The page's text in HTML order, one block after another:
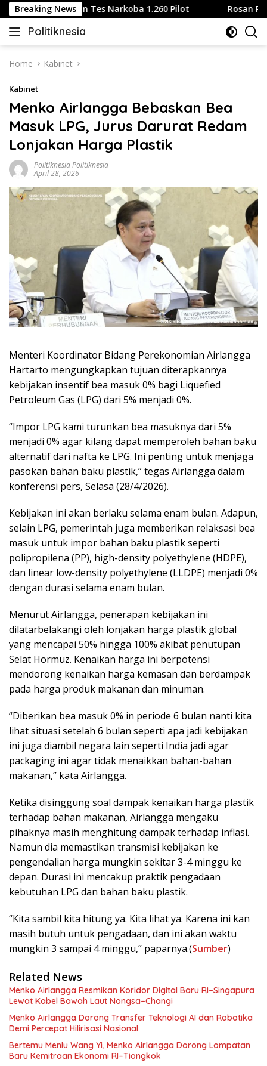
Skip
to
content
Breaking News
Wajibkan Tes Narkoba 1.260 Pilot Rosan
Politiknesia
Politiknesia.com
Home Kabinet
Kabinet
Menko Airlangga Bebaskan Bea
Masuk LPG, Jurus Darurat Redam
Lonjakan Harga Plastik
Politiknesia Politiknesia
April 28, 2026
Menteri Koordinator Bidang Perekonomian Airlangga
Hartarto mengungkapkan tujuan diterapkannya
kebijakan insentif bea masuk 0% bagi Liquefied
Petroleum Gas (LPG) dari 5% menjadi 0%.
“Impor LPG kami turunkan bea masuknya dari 5%
menjadi 0% agar kilang dapat memperoleh bahan baku
alternatif dari nafta ke LPG. Ini penting untuk menjaga
pasokan bahan baku plastik,” tegas Airlangga dalam
konferensi pers, Selasa (28/4/2026).
Kebijakan ini akan berlaku selama enam bulan. Adapun,
selain LPG, pemerintah juga memberikan relaksasi bea
masuk untuk impor bahan baku plastik seperti
polipropilena (PP), high-density polyethylene (HDPE),
dan linear low-density polyethylene (LLDPE) menjadi 0%
dengan durasi selama enam bulan.
Menurut Airlangga, penerapan kebijakan ini
dilatarbelakangi oleh lonjakan harga plastik global
yang mencapai 50% hingga 100% akibat penutupan
Selat Hormuz. Kenaikan harga ini berpotensi
mendorong kenaikan harga kemasan dan berdampak
pada harga produk makanan dan minuman.
“Diberikan bea masuk 0% in periode 6 bulan nanti kita
lihat situasi setelah 6 bulan seperti apa jadi kebijakan
ini juga diambil negara lain seperti India jadi agar
packaging ini agar tidak menaikkan bahan-bahan
makanan,” kata Airlangga.
Ketika disinggung soal dampak kenaikan harga plastik
terhadap bahan makanan, Airlangga mengaku
pihaknya masih menghitung dampak terhadap inflasi.
Namun dia memastikan transmisi kebijakan ke
pengendalian harga mungkin sekitar 3-4 minggu ke
depan. Durasi ini mencakup praktik pengadaan
kebutuhan LPG dan bahan baku plastik.
“Kita sambil kita hitung ya. Kita lihat ya. Karena ini kan
masih butuh untuk pengadaan, dan ini akan waktu
mungkin 3 sampai 4 minggu,” paparnya.(Sumber)
Related News
Menko Airlangga Resmikan Koridor Digital Baru RI–Singapura
Lewat Kabel Bawah Laut Nongsa–Changi
Menko Airlangga Dorong Transfer Teknologi AI dan Robotika
Demi Percepat Hilirisasi Nasional
Bertemu Menlu Wang Yi, Menko Airlangga Dorong Lompatan
Baru Kemitraan Ekonomi RI–Tiongkok